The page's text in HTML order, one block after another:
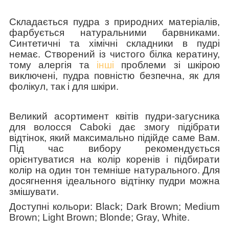
Складається пудра з природних матеріалів,
фарбується натуральними барвниками.
Синтетичні та хімічні складники в пудрі
немає. Створений із чистого білка кератину,
тому алергія та інші проблеми зі шкірою
виключені, пудра повністю безпечна, як для
фолікул, так і для шкіри.
Великий асортимент квітів пудри-загусника
для волосся Caboki дає змогу підібрати
відтінок, який максимально підійде саме Вам.
Під час вибору рекомендується
орієнтуватися на колір коренів і підбирати
колір на один тон темніше натурального. Для
досягнення ідеального відтінку пудри можна
змішувати.
Доступні кольори: Black; Dark Brown; Medium
Brown; Light Brown; Blonde; Gray, White.